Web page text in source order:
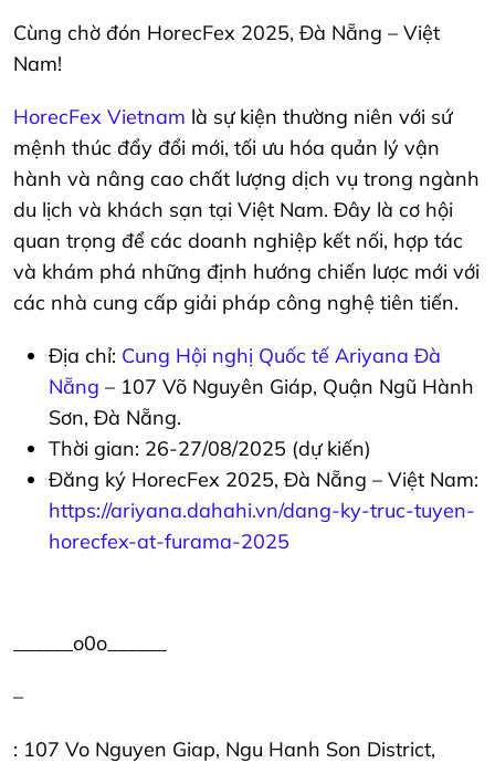
Cùng chờ đón HorecFex 2025, Đà Nẵng – Việt
Nam!
HorecFex Vietnam là sự kiện thường niên với sứ
mệnh thúc đẩy đổi mới, tối ưu hóa quản lý vận
hành và nâng cao chất lượng dịch vụ trong ngành
du lịch và khách sạn tại Việt Nam. Đây là cơ hội
quan trọng để các doanh nghiệp kết nối, hợp tác
và khám phá những định hướng chiến lược mới với
các nhà cung cấp giải pháp công nghệ tiên tiến.
Địa chỉ: Cung Hội nghị Quốc tế Ariyana Đà
Nẵng – 107 Võ Nguyên Giáp, Quận Ngũ Hành
Sơn, Đà Nẵng.
Thời gian: 26-27/08/2025 (dự kiến)
Đăng ký HorecFex 2025, Đà Nẵng – Việt Nam:
https://ariyana.dahahi.vn/dang-ky-truc-tuyen-
horecfex-at-furama-2025
______o0o______
–
: 107 Vo Nguyen Giap, Ngu Hanh Son District,